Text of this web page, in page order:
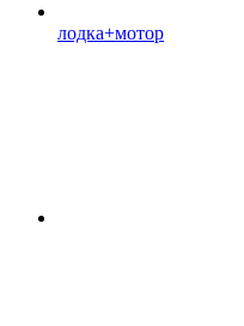
лодка+мотор